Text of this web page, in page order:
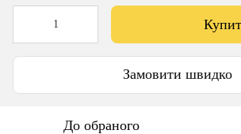
Замовити швидко
До обраного